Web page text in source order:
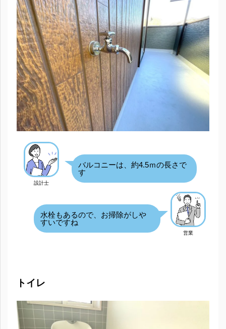
設計士
バルコニーは、約4.5ｍの長さで
す
営業
水栓もあるので、お掃除がしや
すいですね
トイレ